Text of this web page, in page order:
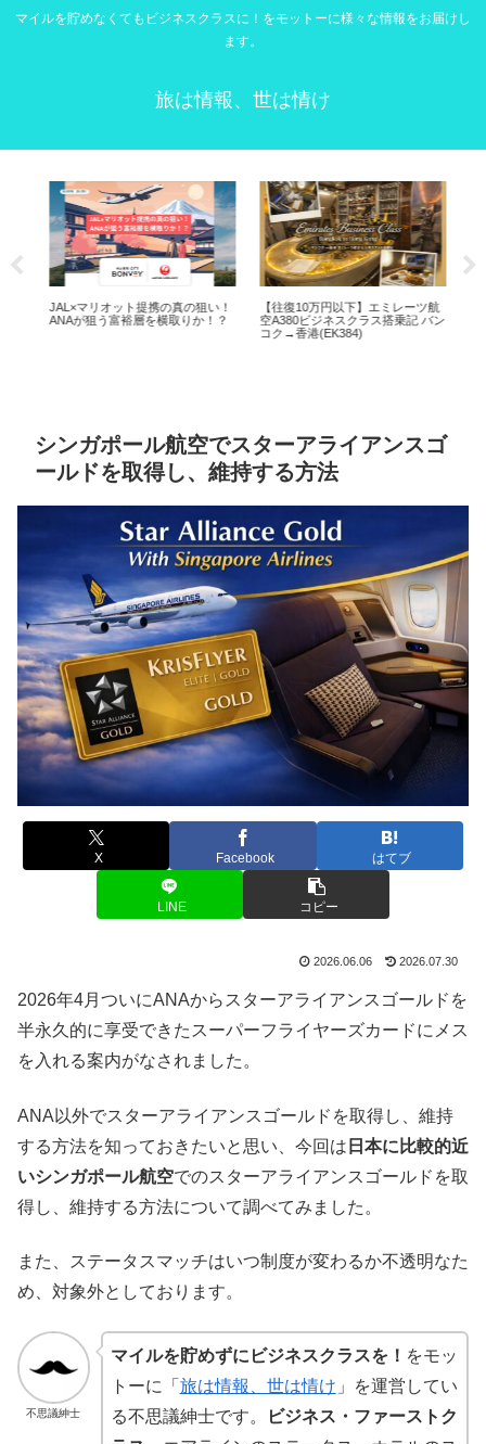
マイルを貯めなくてもビジネスクラスに！をモットーに様々な情報をお届けし
ます。
旅は情報、世は情け
JAL×マリオット提携の真の狙い！
ANAが狙う富裕層を横取りか！？
【往復10万円以下】エミレーツ航
空A380ビジネスクラス搭乗記 バン
コク→香港(EK384)
シンガポール航空でスターアライアンスゴ
ールドを取得し、維持する方法
X Facebook はてブ
LINE コピー
2026.06.06 2026.07.30
2026年4月ついにANAからスターアライアンスゴールドを
半永久的に享受できたスーパーフライヤーズカードにメス
を入れる案内がなされました。
ANA以外でスターアライアンスゴールドを取得し、維持
する方法を知っておきたいと思い、今回は 日本に比較的近
いシンガポール航空でのスターアライアンスゴールドを取
得し、維持する方法について調べてみました。
また、ステータスマッチはいつ制度が変わるか不透明なた
め、対象外としております。
不思議紳士
マイルを貯めずにビジネスクラスを！ をモッ
トーに「 旅は情報、世は情け 」を運営してい
る不思議紳士です。
ビジネス・ファーストク